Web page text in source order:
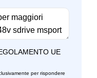
UE
per rispondere